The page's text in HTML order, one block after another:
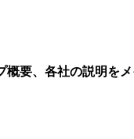
概要、各社の説明を